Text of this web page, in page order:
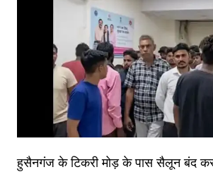
हुसैनगंज के टिकरी मोड़ के पास सैलून बंद